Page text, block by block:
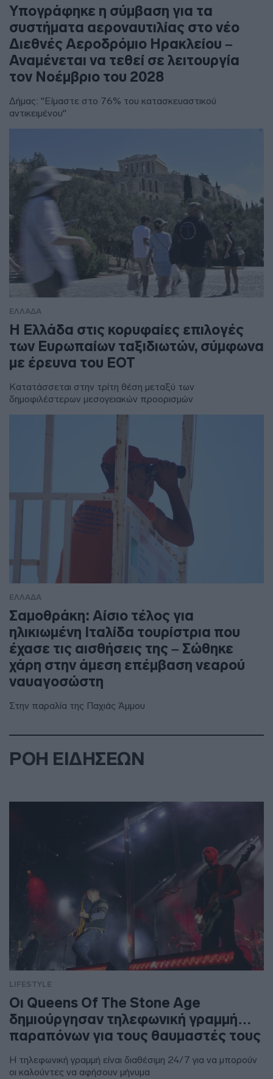
Υπογράφηκε η σύμβαση για τα
συστήματα αεροναυτιλίας στο νέο
Διεθνές Αεροδρόμιο Ηρακλείου –
Αναμένεται να τεθεί σε λειτουργία
τον Νοέμβριο του 2028
Δήμας: "Είμαστε στο 76% του κατασκευαστικού
αντικειμένου"
ΕΛΛΑΔΑ
Η Ελλάδα στις κορυφαίες επιλογές
των Ευρωπαίων ταξιδιωτών, σύμφωνα
με έρευνα του ΕΟΤ
Κατατάσσεται στην τρίτη θέση μεταξύ των
δημοφιλέστερων μεσογειακών προορισμών
ΕΛΛΑΔΑ
Σαμοθράκη: Αίσιο τέλος για
ηλικιωμένη Ιταλίδα τουρίστρια που
έχασε τις αισθήσεις της – Σώθηκε
χάρη στην άμεση επέμβαση νεαρού
ναυαγοσώστη
Στην παραλία της Παχιάς Άμμου
ΡΟΗ ΕΙΔΗΣΕΩΝ
LIFESTYLE
Οι Queens Of The Stone Age
δημιούργησαν τηλεφωνική γραμμή…
παραπόνων για τους θαυμαστές τους
Η τηλεφωνική γραμμή είναι διαθέσιμη 24/7 για να μπορούν
οι καλούντες να αφήσουν μήνυμα